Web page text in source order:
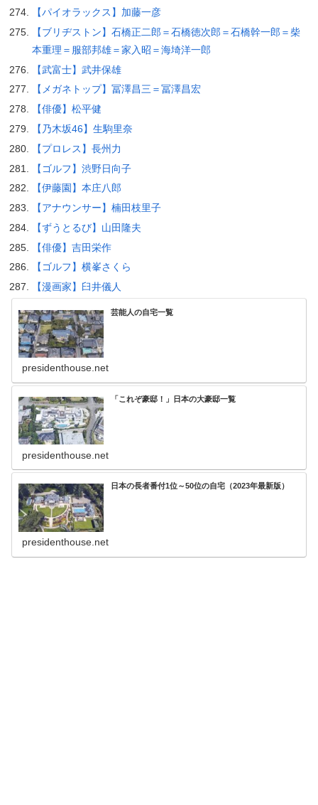
【パイオラックス】加藤一彦
【ブリヂストン】石橋正二郎＝石橋徳次郎＝石橋幹一郎＝柴
本重理＝服部邦雄＝家入昭＝海埼洋一郎
【武富士】武井保雄
【メガネトップ】冨澤昌三＝冨澤昌宏
【俳優】松平健
【乃木坂46】生駒里奈
【プロレス】長州力
【ゴルフ】渋野日向子
【伊藤園】本庄八郎
【アナウンサー】楠田枝里子
【ずうとるび】山田隆夫
【俳優】吉田栄作
【ゴルフ】横峯さくら
【漫画家】臼井儀人
芸能人の自宅一覧
presidenthouse.net
「これぞ豪邸！」日本の大豪邸一覧
presidenthouse.net
日本の長者番付1位～50位の自宅（2023年最新版）
presidenthouse.net